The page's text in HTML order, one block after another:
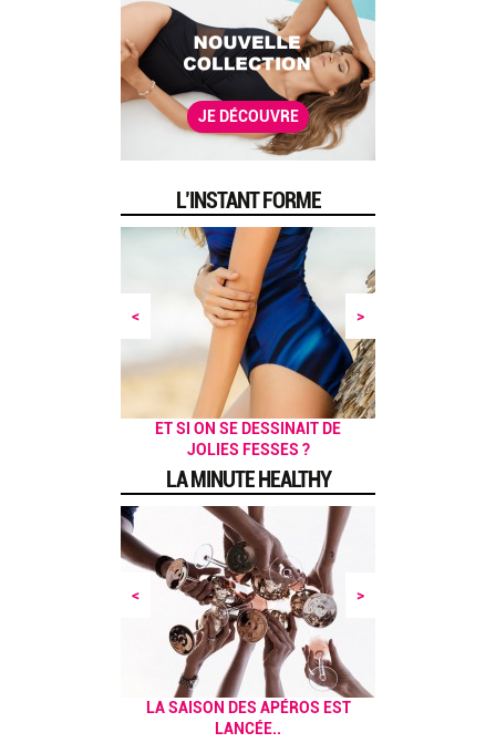
JE DÉCOUVRE
L’INSTANT FORME
PRÉPAREZ VOTRE CORPS POUR
L'ÉTÉ !
BAIN DE SOLEIL !
ET SI ON SE DESSINAIT DE
JOLIES FESSES ?
JE M’INSCRIS AU YOGA, OUI,
MAIS LEQUEL ?
POUR UN MATIN EN FORME
5 EXERCICES POUR SE TONIFIER
AU QUOTIDIEN
< >
LA MINUTE HEALTHY
LA SAISON DES APÉROS EST
LANCÉE..
UN BRUNCH HEALTHY, ÇA VOUS
DIT ?
< >